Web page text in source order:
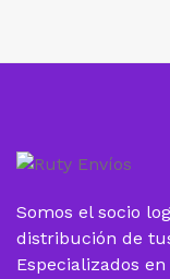
Somos el socio
distribución de
Especializados